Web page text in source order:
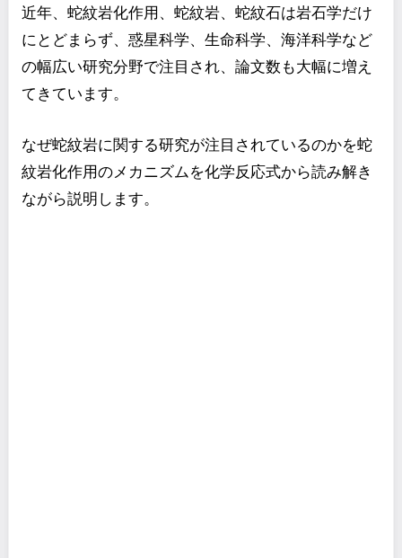
近年、蛇紋岩化作用、蛇紋岩、蛇紋石は岩石学だけ
にとどまらず、惑星科学、生命科学、海洋科学など
の幅広い研究分野で注目され、論文数も大幅に増え
てきています。
なぜ蛇紋岩に関する研究が注目されているのかを蛇
紋岩化作用のメカニズムを化学反応式から読み解き
ながら説明します。